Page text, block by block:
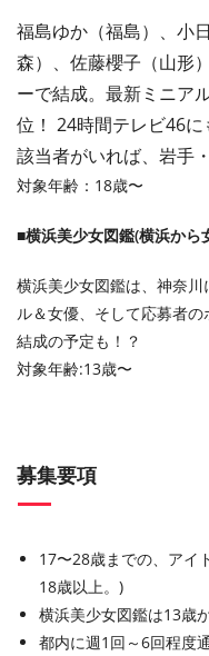
福島ゆか（福島）、小
森）、佐藤櫻子（山形
ーで結成。最新ミニア
位！ 24時間テレビ46に
該当者がいれば、岩手
対象年齢：18歳〜
■横浜美少女図鑑(横浜から
横浜美少女図鑑は、神奈
ル＆女優、そして応募者
結成の予定も！？
対象年齢:13歳〜
募集要項
17〜28歳までの、アイ
18歳以上。)
横浜美少女図鑑は13歳
都内に週1回～6回程度